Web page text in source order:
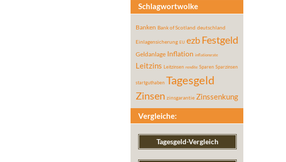
Schlagwortwolke
Banken Bank of Scotland deutschland
Einlagensicherung EU ezbFestgeld
Geldanlage Inflation inflationsrate
Leitzins Leitzinsen rendite Sparen Sparzinsen
startguthaben Tagesgeld
Zinsen zinsgarantie Zinssenkung
Vergleiche:
Tagesgeld-Vergleich